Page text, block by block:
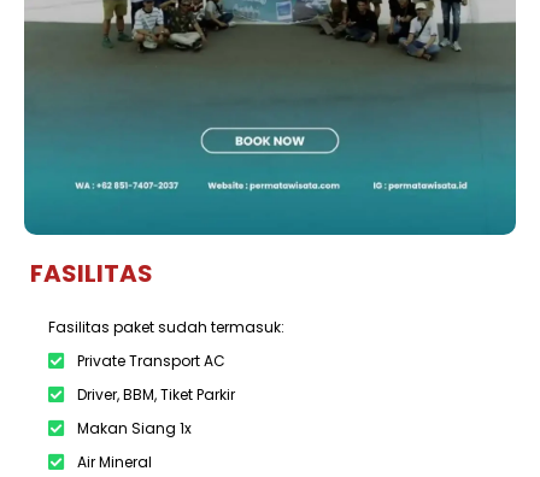
FASILITAS
Fasilitas paket sudah termasuk:
Private Transport AC
Driver, BBM, Tiket Parkir
Makan Siang 1x
Air Mineral